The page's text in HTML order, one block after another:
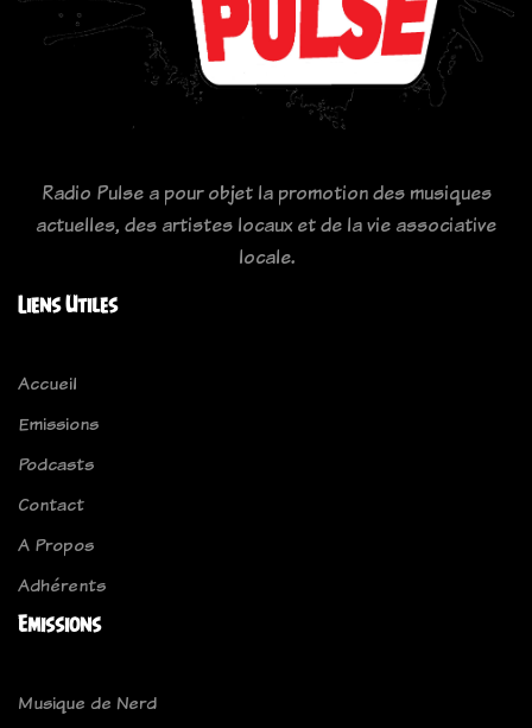
Radio Pulse a pour objet la promotion des musiques
actuelles, des artistes locaux et de la vie associative
locale.
Liens Utiles
Accueil
Emissions
Podcasts
Contact
A Propos
Adhérents
Emissions
Musique de Nerd